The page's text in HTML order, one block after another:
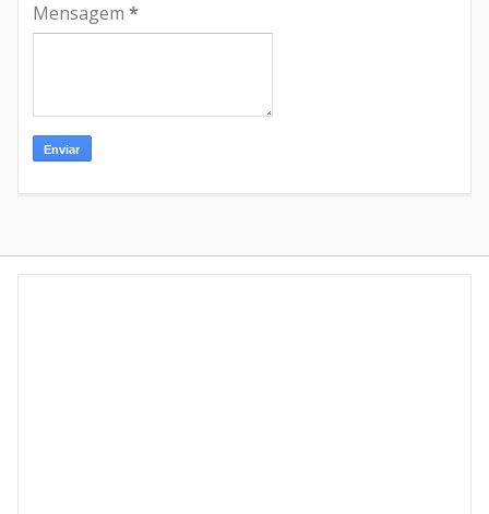
Mensagem *